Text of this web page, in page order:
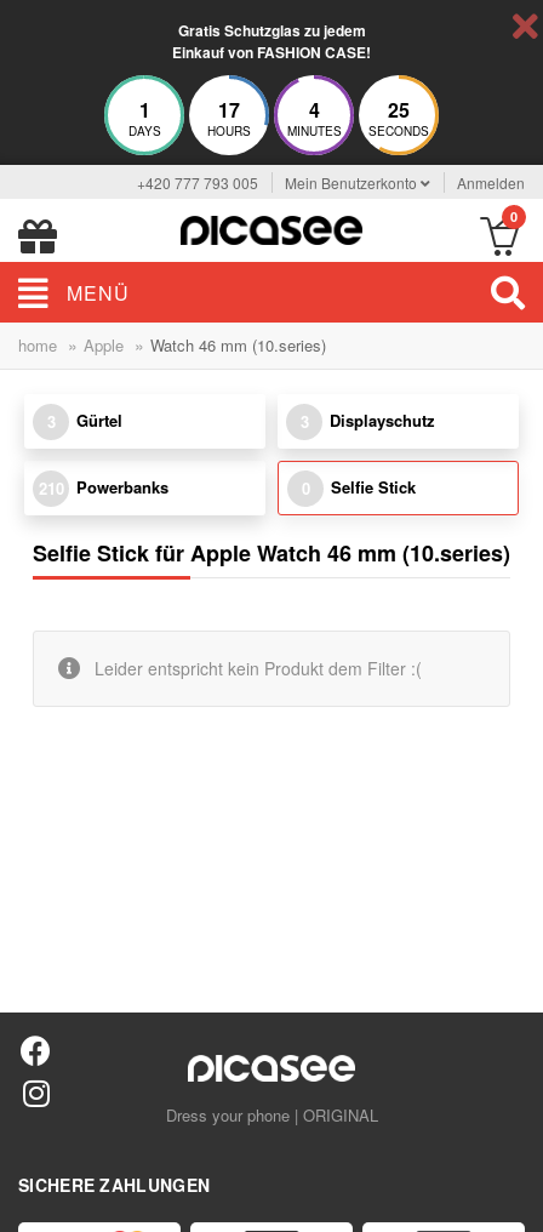
Gratis Schutzglas zu jedem
Einkauf von FASHION CASE!
1
DAYS
17
HOURS
4
MINUTES
25
SECONDS
+420 777 793 005 Mein Benutzerkonto Anmelden
0
MENÜ
home » Apple » Watch 46 mm (10.series)
3 Gürtel 3 Displayschutz
210 Powerbanks 0 Selfie Stick
Selfie Stick für Apple Watch 46 mm (10.series)
Leider entspricht kein Produkt dem Filter :(
Dress your phone | ORIGINAL
SICHERE ZAHLUNGEN